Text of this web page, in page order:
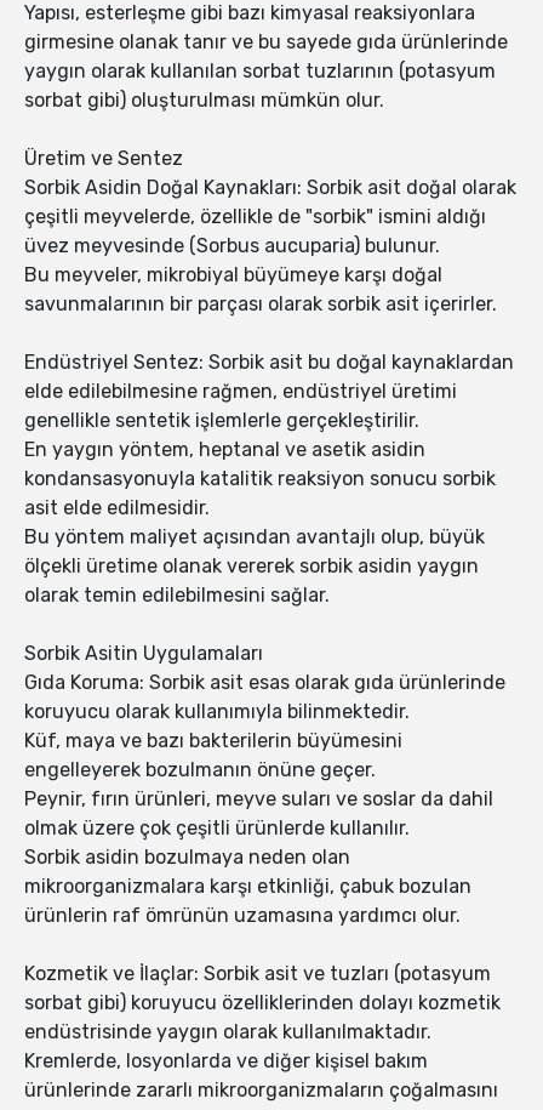
Yapısı, esterleşme gibi bazı kimyasal reaksiyonlara
girmesine olanak tanır ve bu sayede gıda ürünlerinde
yaygın olarak kullanılan sorbat tuzlarının (potasyum
sorbat gibi) oluşturulması mümkün olur.
Üretim ve Sentez
Sorbik Asidin Doğal Kaynakları: Sorbik asit doğal olarak
çeşitli meyvelerde, özellikle de "sorbik" ismini aldığı
üvez meyvesinde (Sorbus aucuparia) bulunur.
Bu meyveler, mikrobiyal büyümeye karşı doğal
savunmalarının bir parçası olarak sorbik asit içerirler.
Endüstriyel Sentez: Sorbik asit bu doğal kaynaklardan
elde edilebilmesine rağmen, endüstriyel üretimi
genellikle sentetik işlemlerle gerçekleştirilir.
En yaygın yöntem, heptanal ve asetik asidin
kondansasyonuyla katalitik reaksiyon sonucu sorbik
asit elde edilmesidir.
Bu yöntem maliyet açısından avantajlı olup, büyük
ölçekli üretime olanak vererek sorbik asidin yaygın
olarak temin edilebilmesini sağlar.
Sorbik Asitin Uygulamaları
Gıda Koruma: Sorbik asit esas olarak gıda ürünlerinde
koruyucu olarak kullanımıyla bilinmektedir.
Küf, maya ve bazı bakterilerin büyümesini
engelleyerek bozulmanın önüne geçer.
Peynir, fırın ürünleri, meyve suları ve soslar da dahil
olmak üzere çok çeşitli ürünlerde kullanılır.
Sorbik asidin bozulmaya neden olan
mikroorganizmalara karşı etkinliği, çabuk bozulan
ürünlerin raf ömrünün uzamasına yardımcı olur.
Kozmetik ve İlaçlar: Sorbik asit ve tuzları (potasyum
sorbat gibi) koruyucu özelliklerinden dolayı kozmetik
endüstrisinde yaygın olarak kullanılmaktadır.
Kremlerde, losyonlarda ve diğer kişisel bakım
ürünlerinde zararlı mikroorganizmaların çoğalmasını